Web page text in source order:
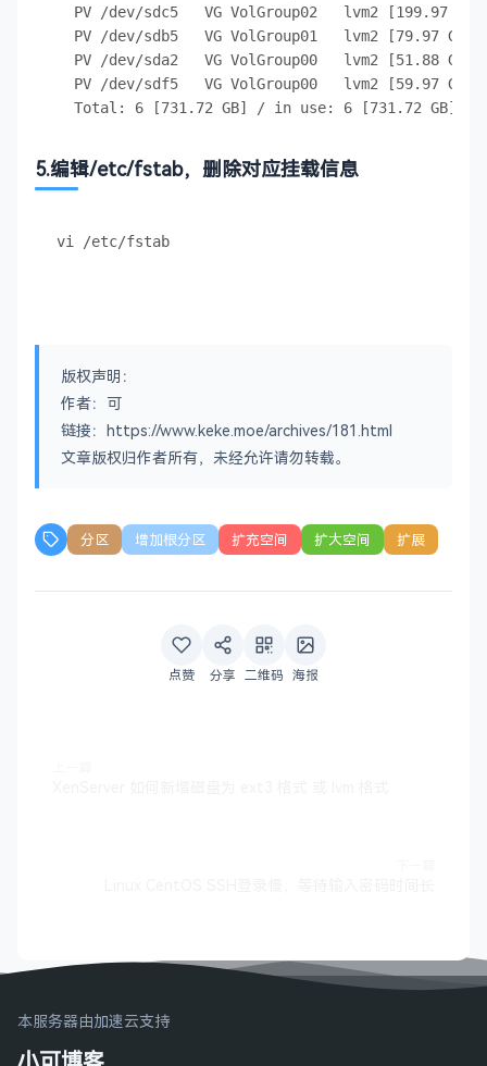
PV /dev/sdc5   VG VolGroup02   lvm2 [199.97 GB
PV /dev/sdb5   VG VolGroup01   lvm2 [79.97 GB
PV /dev/sda2   VG VolGroup00   lvm2 [51.88 GB
PV /dev/sdf5   VG VolGroup00   lvm2 [59.97 GB
5.编辑/etc/fstab，删除对应挂载信息
版权声明：
作者：可
链接：https://www.keke.moe/archives/181.html
文章版权归作者所有，未经允许请勿转载。
分区 增加根分区 扩充空间 扩大空间 扩展
点赞 分享 二维码 海报
本服务器由加速云支持